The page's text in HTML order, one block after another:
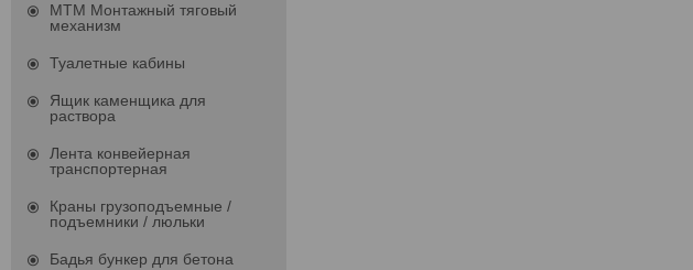
МТМ Монтажный тяговый
механизм
Туалетные кабины
Ящик каменщика для
раствора
Лента конвейерная
транспортерная
Краны грузоподъемные /
подъемники / люльки
Бадья бункер для бетона